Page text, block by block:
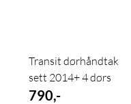
Transit dørhåndtak
sett 2014+ 4 dørs
790,-